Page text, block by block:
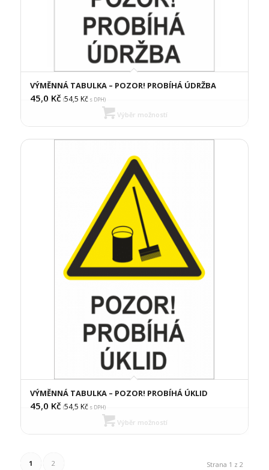
VÝMĚNNÁ TABULKA – POZOR! PROBÍHÁ ÚDRŽBA
45,0 Kč (54,5 Kčs DPH)
Výběr možností
VÝMĚNNÁ TABULKA – POZOR! PROBÍHÁ ÚKLID
45,0 Kč (54,5 Kčs DPH)
Výběr možností
Strana 1 z 2
1 2